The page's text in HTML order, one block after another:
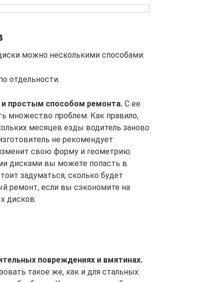
можно несколькими способами:
отдельности.
и простым способом ремонта. С ее
множество проблем. Как правило,
месяцев езды водитель заново
не рекомендует
свою форму и геометрию.
дисками вы можете попасть в
задуматься, сколько будет
ремонт, если вы сэкономите на
дисков.
повреждениях и вмятинах.
такое же, как и для стальных.